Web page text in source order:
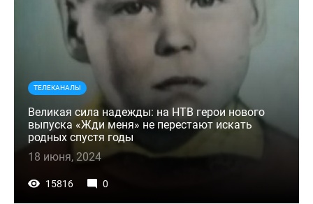
ТЕЛЕКАНАЛЫ
Великая сила надежды: на НТВ герои нового
выпуска «Жди меня» не перестают искать
родных спустя годы
18 июня, 2024
15816 0